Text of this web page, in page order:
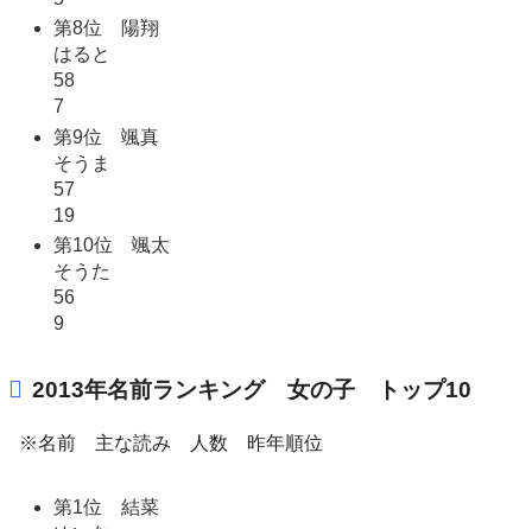
第8位 陽翔
はると
58
7
第9位 颯真
そうま
57
19
第10位 颯太
そうた
56
9
2013年名前ランキング 女の子 トップ10
※名前 主な読み 人数 昨年順位
第1位 結菜